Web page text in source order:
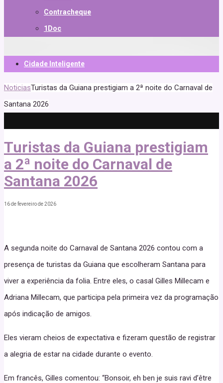
Contracheque
1Doc
Cidade Inteligente
NoticiasTuristas da Guiana prestigiam a 2ª noite do Carnaval de
Santana 2026
Turistas da Guiana prestigiam
a 2ª noite do Carnaval de
Santana 2026
16 de fevereiro de 2026
A segunda noite do Carnaval de Santana 2026 contou com a
presença de turistas da Guiana que escolheram Santana para
viver a experiência da folia. Entre eles, o casal Gilles Millecam e
Adriana Millecam, que participa pela primeira vez da programação
após indicação de amigos.
Eles vieram cheios de expectativa e fizeram questão de registrar
a alegria de estar na cidade durante o evento.
Em francês, Gilles comentou: “Bonsoir, eh ben je suis ravi d’être